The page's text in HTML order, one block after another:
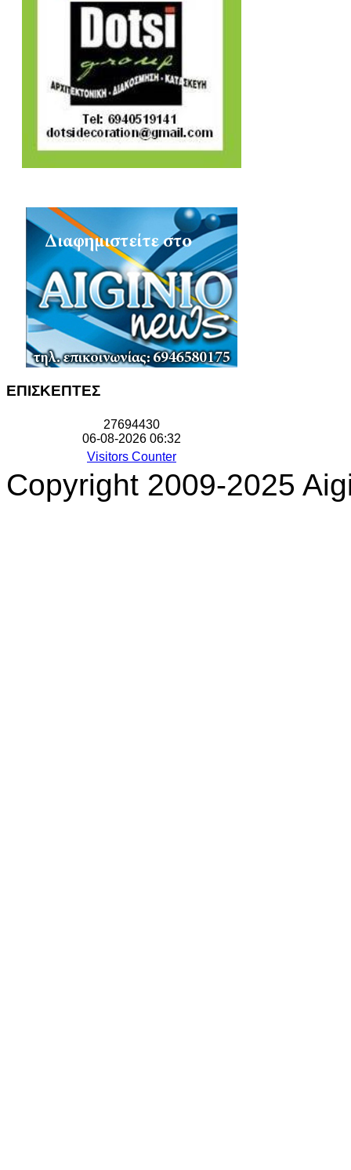
ΕΠΙΣΚΕΠΤΕΣ
27694430
06-08-2026 06:32
Visitors Counter
Copyright 2009-2025